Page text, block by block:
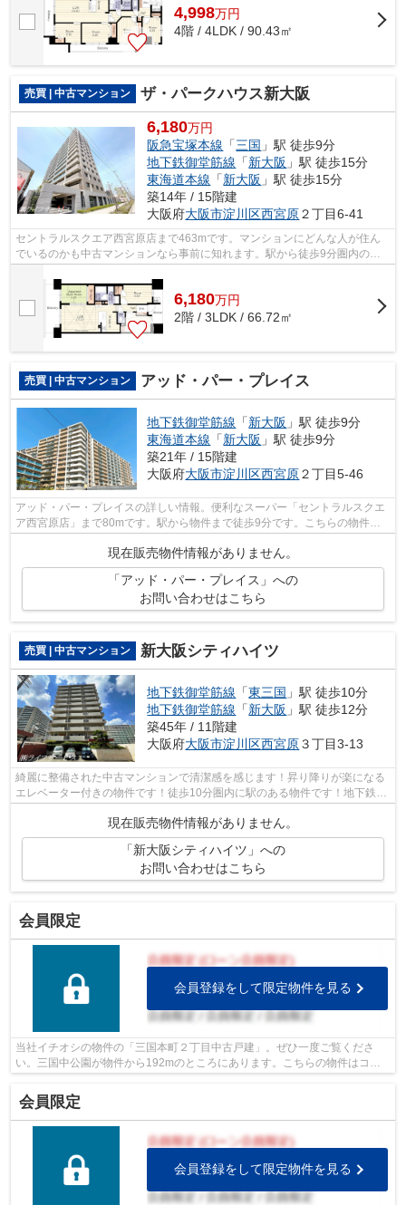
4,998万円
4階 / 4LDK / 90.43㎡
売買 | 中古マンション ザ・パークハウス新大阪
6,180万円
阪急宝塚本線 「三国 」駅 徒歩9分
地下鉄御堂筋線 「新大阪 」駅 徒歩15分
東海道本線 「新大阪 」駅 徒歩15分
築14年 / 15階建
大阪府大阪市淀川区西宮原２丁目6-41
セントラルスクエア西宮原店まで463mです。マンションにどんな人が住ん
でいるのかも中古マンションなら事前に知れます。駅から徒歩9分圏内の物
6,180万円
2階 / 3LDK / 66.72㎡
売買 | 中古マンション アッド・パー・プレイス
地下鉄御堂筋線 「新大阪 」駅 徒歩9分
東海道本線 「新大阪 」駅 徒歩9分
築21年 / 15階建
大阪府大阪市淀川区西宮原２丁目5-46
アッド・パー・プレイスの詳しい情報。便利なスーパー「セントラルスクエ
ア西宮原店」まで80mです。駅から物件まで徒歩9分です。こちらの物件に
現在販売物件情報がありません。
「アッド・パー・プレイス」への
お問い合わせはこちら
売買 | 中古マンション 新大阪シティハイツ
地下鉄御堂筋線 「東三国 」駅 徒歩10分
地下鉄御堂筋線 「新大阪 」駅 徒歩12分
築45年 / 11階建
大阪府大阪市淀川区西宮原３丁目3-13
綺麗に整備された中古マンションで清潔感を感じます！昇り降りが楽になる
エレベーター付きの物件です！徒歩10分圏内に駅のある物件です！地下鉄御
現在販売物件情報がありません。
「新大阪シティハイツ」への
お問い合わせはこちら
会員限定
会員登録をして限定物件を見る
当社イチオシの物件の「三国本町２丁目中古戸建」。ぜひ一度ご覧くださ
い。三国中公園が物件から192mのところにあります。こちらの物件はコン
ビニまでの距離が66mです。徒歩7分圏内に...
会員限定
会員登録をして限定物件を見る